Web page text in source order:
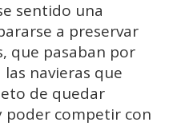
sentido una
a preservar
que pasaban por
navieras que
de quedar
poder competir con